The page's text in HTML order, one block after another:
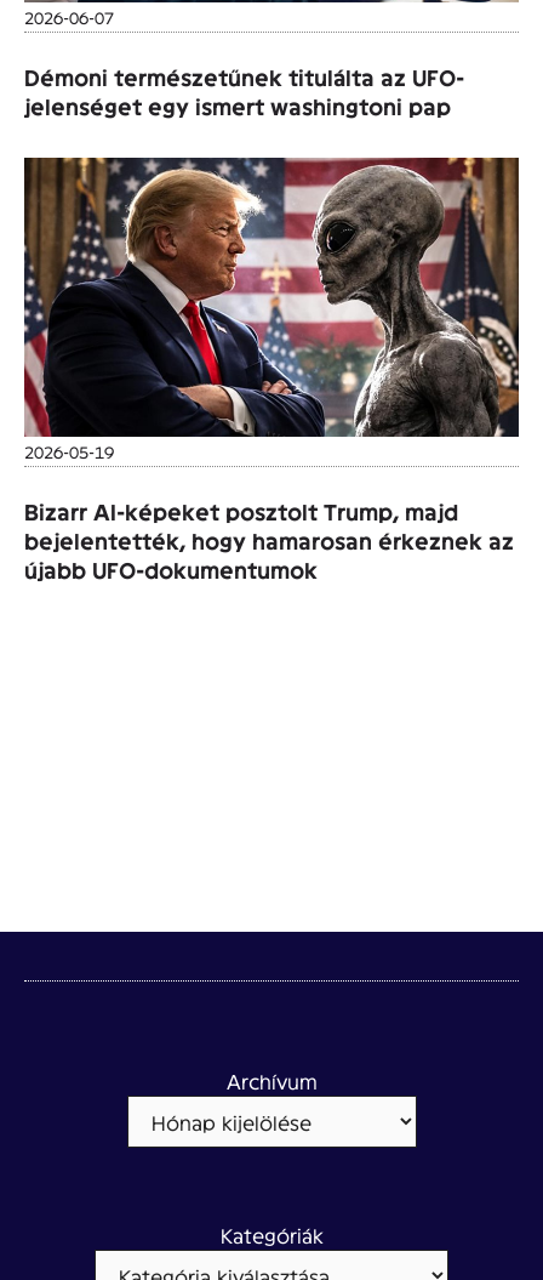
2026-06-07
Démoni természetűnek titulálta az UFO-
jelenséget egy ismert washingtoni pap
2026-05-19
Bizarr AI-képeket posztolt Trump, majd
bejelentették, hogy hamarosan érkeznek az
újabb UFO-dokumentumok
Archívum
Kategóriák